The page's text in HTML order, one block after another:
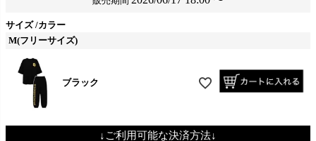
サイズ カラー
M(フリーサイズ)
ブラック
↓ご利用可能な決済方法↓